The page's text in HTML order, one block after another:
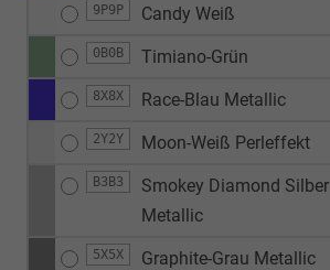
9P9P Candy Weiß
0B0B Timiano-Grün
8X8X Race-Blau Metallic
2Y2Y Moon-Weiß Perleffekt
B3B3
Smokey Diamond Silber
Metallic
5X5X Graphite-Grau Metallic